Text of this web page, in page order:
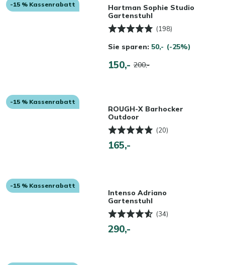
-15 % Kassenrabatt
Hartman Sophie Studio
Gartenstuhl
(198)
Sie sparen: 50,- (-25%)
150,- 200,-
-15 % Kassenrabatt
ROUGH-X Barhocker
Outdoor
(20)
165,-
-15 % Kassenrabatt
Intenso Adriano
Gartenstuhl
(34)
290,-